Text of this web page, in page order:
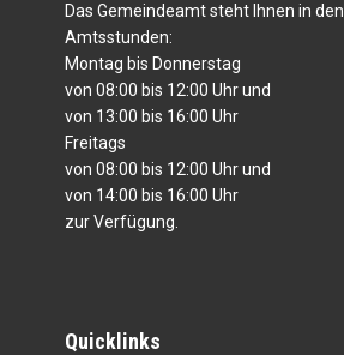
Das Gemeindeamt steht Ihnen in den
Amtsstunden:
Montag bis Donnerstag
von 08:00 bis 12:00 Uhr und
von 13:00 bis 16:00 Uhr
Freitags
von 08:00 bis 12:00 Uhr und
von 14:00 bis 16:00 Uhr
zur Verfügung.
Quicklinks